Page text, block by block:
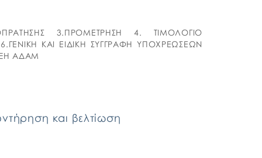
3.ΠΡΟΜΕΤΡΗΣΗ 4. ΤΙΜΟΛΟΓΙΟ
ΚΑΙ ΕΙΔΙΚΗ ΣΥΓΓΡΑΦΗ ΥΠΟΧΡΕΩΣΕΩΝ
ΑΔΑΜ
και βελτίωση